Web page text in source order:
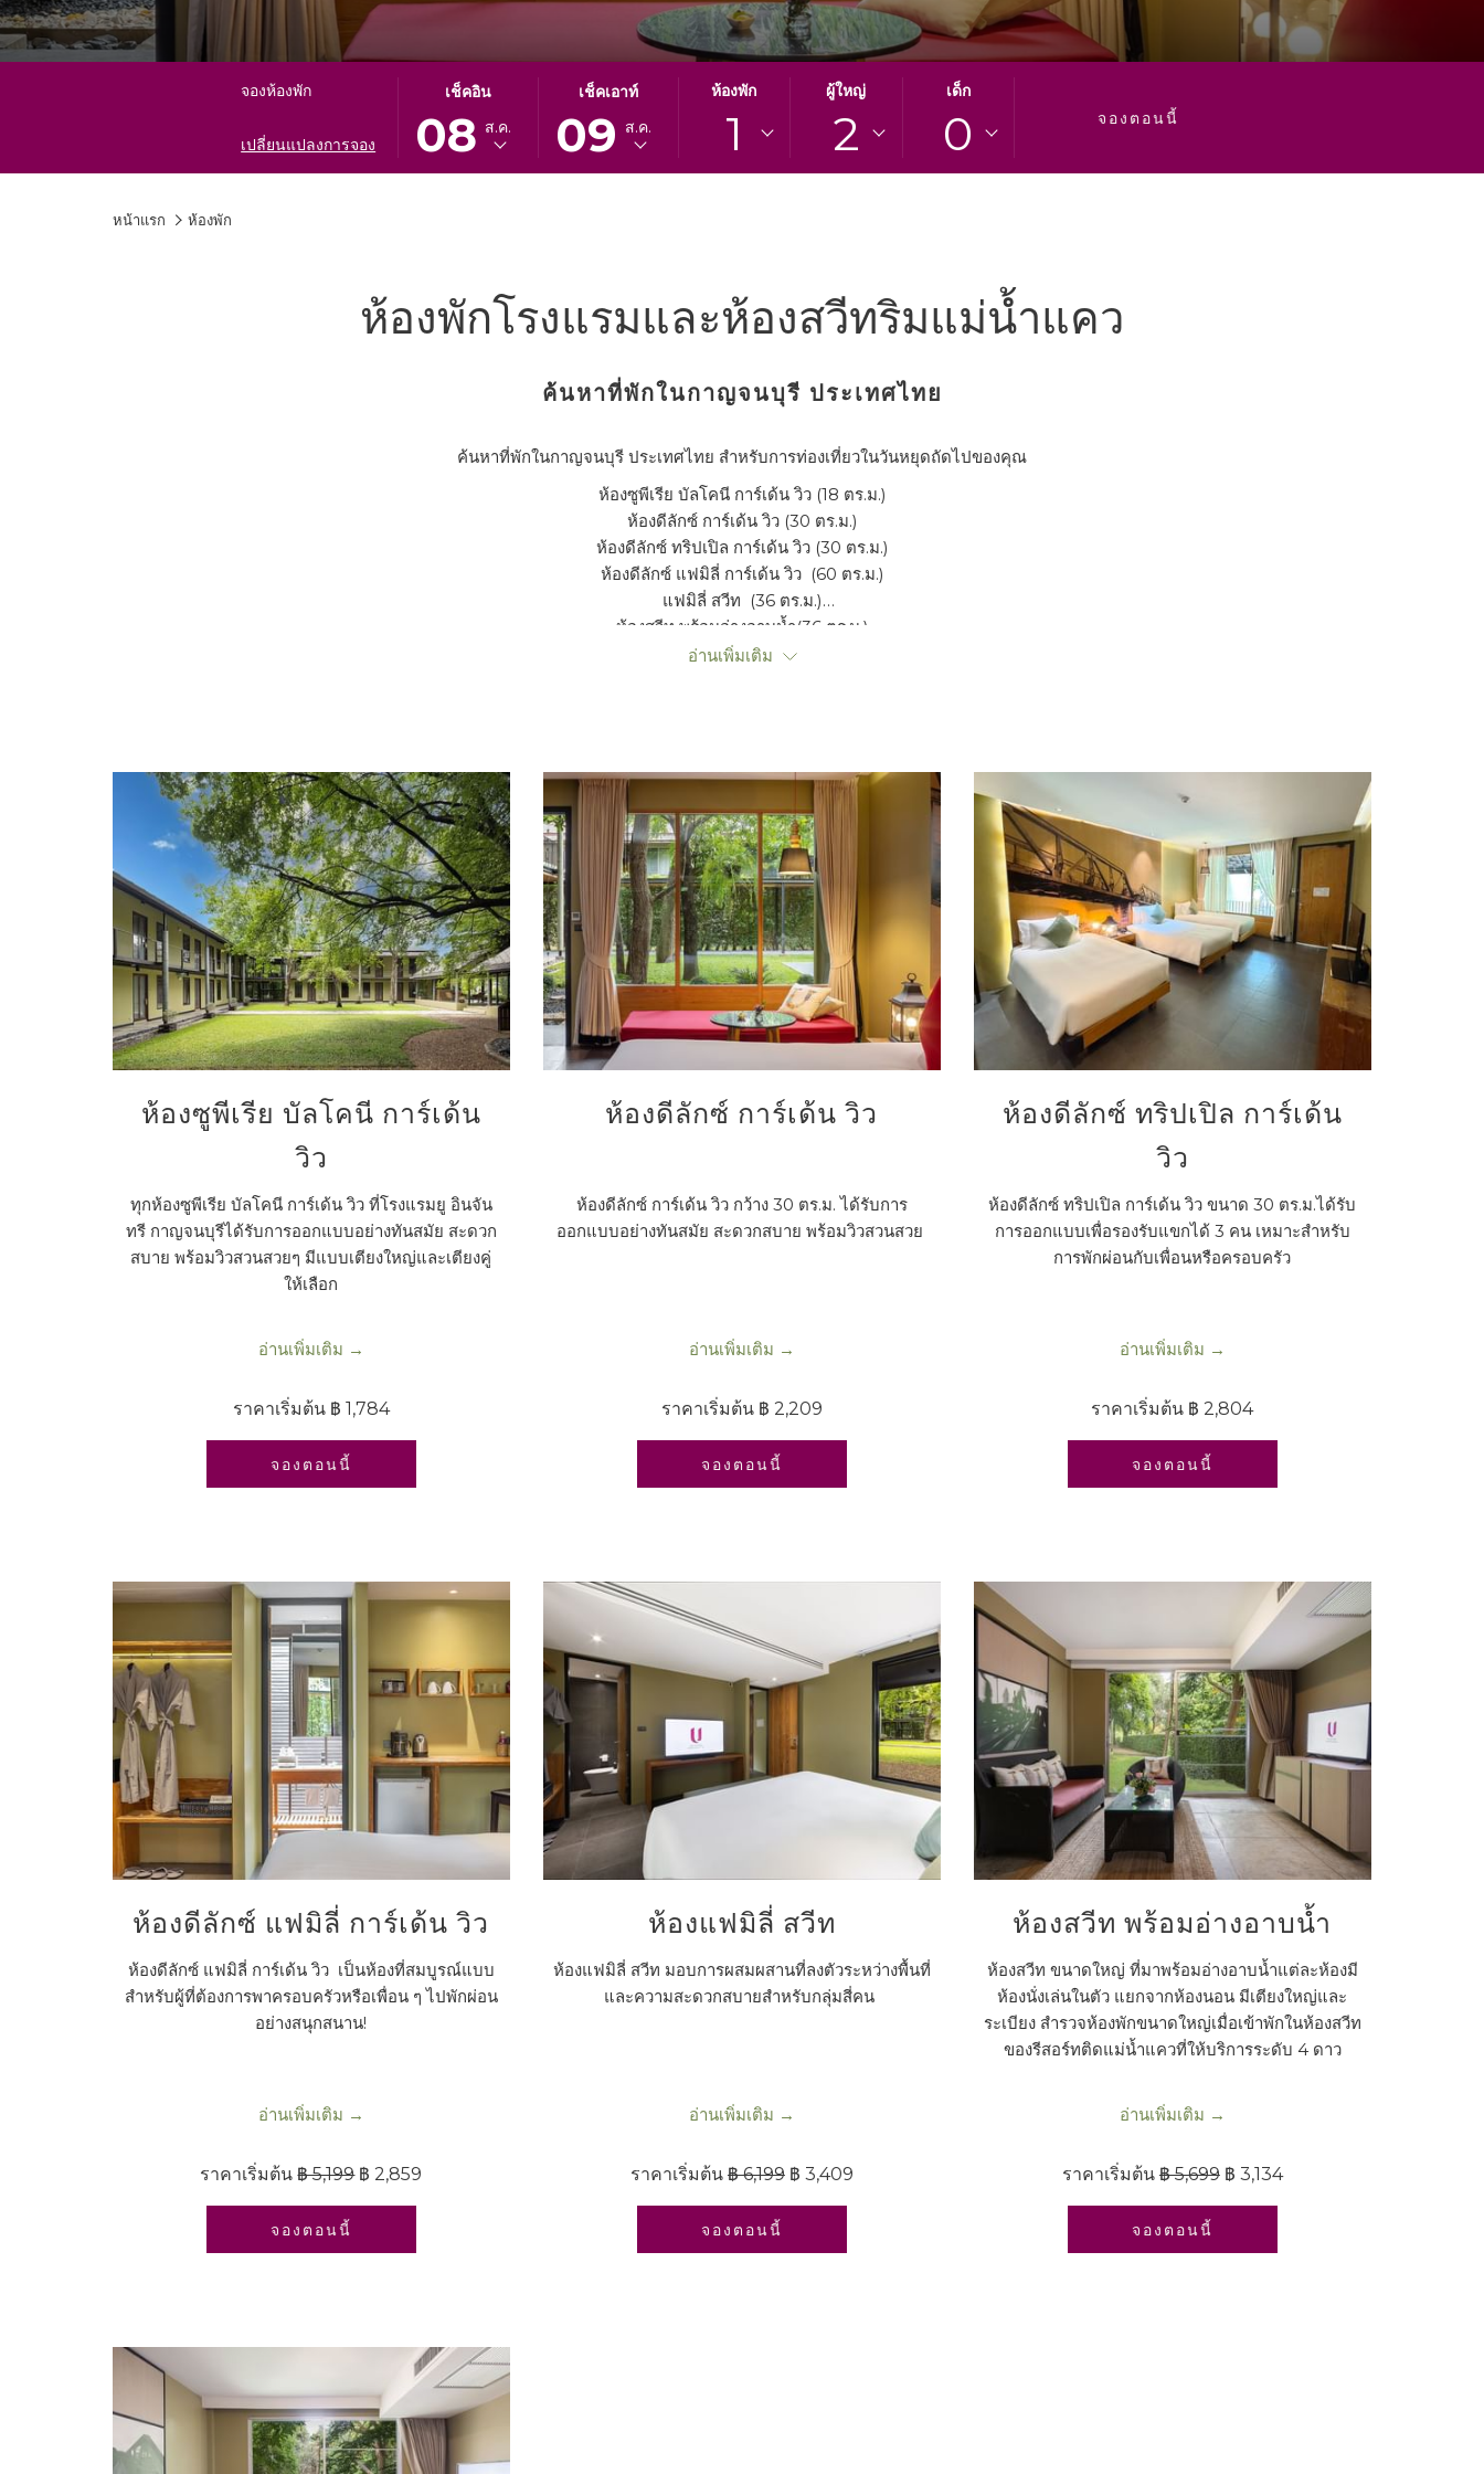
will
update
จองห้องพัก
เปลี่ยนแปลงการจอง
เช็คอิน
นี้
จะ
เปิด
ที่
เช็ค
อิน
ที่
2026.
08 ส.ค.
เช็คเอาท์
นี้
จะ
เปิด
ที่
เอา
ท์
เช็ค
เอา
ท์
2026.
09 ส.ค.
ห้องพัก
1
ผู้ใหญ่
2
เด็ก
0 จองตอนนี้
หน้าแรก ห้องพัก
ห้องพักโรงแรมและห้องสวีทริมแม่น้ำแคว
ค้นหาที่พักในกาญจนบุรี ประเทศไทย
ค้นหาที่พักในกาญจนบุรี ประเทศไทย สำหรับการท่องเที่ยวในวันหยุดถัดไปของคุณ
ห้องซูพีเรีย บัลโคนี การ์เด้น วิว (18 ตร.ม.)
ห้องดีลักซ์ การ์เด้น วิว (30 ตร.ม.)
ห้องดีลักซ์ ทริปเปิล การ์เด้น วิว (30 ตร.ม.)
ห้องดีลักซ์ แฟมิลี่ การ์เด้น วิว (60 ตร.ม.)
แฟมิลี่ สวีท (36 ตร.ม.)
ห้องสวีท พร้อมอ่างอาบน้ำ(36 ตร.ม.)
ริเวอร์ไซด์ สวีท พร้อมอ่างอาบน้ำ(36 ตร.ม.)
อ่านเพิ่มเติม
ห้องซูพีเรีย บัลโคนี การ์เด้น
วิว
ทุกห้องซูพีเรีย บัลโคนี การ์เด้น วิว ที่โรงแรมยู อินจัน
ทรี กาญจนบุรีได้รับการออกแบบอย่างทันสมัย สะดวก
สบาย พร้อมวิวสวนสวยๆ มีแบบเตียงใหญ่และเตียงคู่
ให้เลือก
อ่านเพิ่มเติม
ราคาเริ่มต้น ฿ 1,784
จองตอนนี้
ห้องดีลักซ์ การ์เด้น วิว
ห้องดีลักซ์ การ์เด้น วิว กว้าง 30 ตร.ม. ได้รับการ
ออกแบบอย่างทันสมัย สะดวกสบาย พร้อมวิวสวนสวย
อ่านเพิ่มเติม
ราคาเริ่มต้น ฿ 2,209
จองตอนนี้
ห้องดีลักซ์ ทริปเปิล การ์เด้น
วิว
ห้องดีลักซ์ ทริปเปิล การ์เด้น วิว ขนาด 30 ตร.ม.ได้รับ
การออกแบบเพื่อรองรับแขกได้ 3 คน เหมาะสำหรับ
การพักผ่อนกับเพื่อนหรือครอบครัว
อ่านเพิ่มเติม
ราคาเริ่มต้น ฿ 2,804
จองตอนนี้
ห้องดีลักซ์ แฟมิลี่ การ์เด้น วิว
ห้องดีลักซ์ แฟมิลี่ การ์เด้น วิว เป็นห้องที่สมบูรณ์แบบ
สำหรับผู้ที่ต้องการพาครอบครัวหรือเพื่อน ๆ ไปพักผ่อน
อย่างสนุกสนาน!
อ่านเพิ่มเติม
ราคาเริ่มต้น฿ 5,199 ฿ 2,859
จองตอนนี้
ห้องแฟมิลี่ สวีท
ห้องแฟมิลี่ สวีท มอบการผสมผสานที่ลงตัวระหว่างพื้นที่
และความสะดวกสบายสำหรับกลุ่มสี่คน
อ่านเพิ่มเติม
ราคาเริ่มต้น ฿ 6,199 ฿ 3,409
จองตอนนี้
ห้องสวีท พร้อมอ่างอาบน้ำ
ห้องสวีท ขนาดใหญ่ ที่มาพร้อมอ่างอาบน้ำแต่ละห้องมี
ห้องนั่งเล่นในตัว แยกจากห้องนอน มีเตียงใหญ่และ
ระเบียง สำรวจห้องพักขนาดใหญ่เมื่อเข้าพักในห้องสวีท
ของรีสอร์ทติดแม่น้ำแควที่ให้บริการระดับ 4 ดาว
อ่านเพิ่มเติม
ราคาเริ่มต้น฿ 5,699 ฿ 3,134
จองตอนนี้